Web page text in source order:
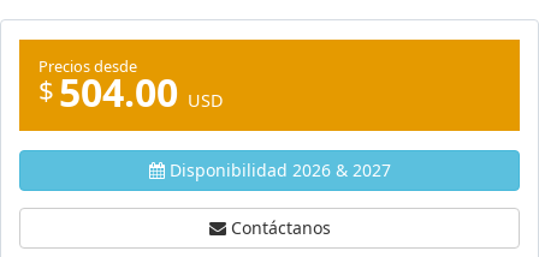
Precios desde
$504.00 USD
Disponibilidad 2026 & 2027
Contáctanos